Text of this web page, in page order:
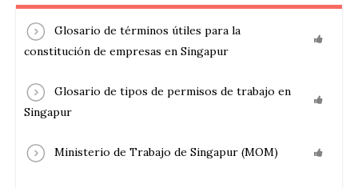
Glosario de términos útiles para la
constitución de empresas en Singapur
Glosario de tipos de permisos de trabajo en
Singapur
Ministerio de Trabajo de Singapur (MOM)